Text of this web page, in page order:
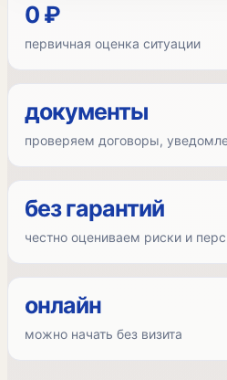
0 ₽
первичная оценка ситуации
документы
проверяем договоры,
без гарантий
честно оцениваем риски и
онлайн
можно начать без визита